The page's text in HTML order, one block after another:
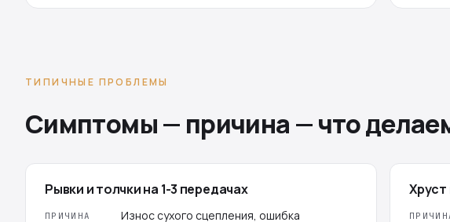
ТИПИЧНЫЕ ПРОБЛЕМЫ
Симптомы — причина — что
Рывки и толчки на 1-3 передачах
ПРИЧИНА
Износ сухого сцепления, ошибка
Хруст